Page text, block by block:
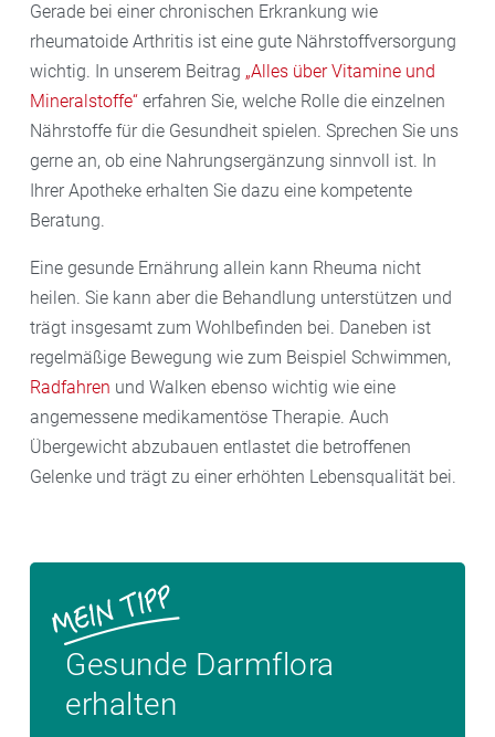
Gerade bei einer chronischen Erkrankung wie
rheumatoide Arthritis ist eine gute Nährstoffversorgung
wichtig. In unserem Beitrag „Alles über Vitamine und
Mineralstoffe“ erfahren Sie, welche Rolle die einzelnen
Nährstoffe für die Gesundheit spielen. Sprechen Sie uns
gerne an, ob eine Nahrungsergänzung sinnvoll ist. In
Ihrer Apotheke erhalten Sie dazu eine kompetente
Beratung.
Eine gesunde Ernährung allein kann Rheuma nicht
heilen. Sie kann aber die Behandlung unterstützen und
trägt insgesamt zum Wohlbefinden bei. Daneben ist
regelmäßige Bewegung wie zum Beispiel Schwimmen,
Radfahren und Walken ebenso wichtig wie eine
angemessene medikamentöse Therapie. Auch
Übergewicht abzubauen entlastet die betroffenen
Gelenke und trägt zu einer erhöhten Lebensqualität bei.
Gesunde Darmflora
erhalten